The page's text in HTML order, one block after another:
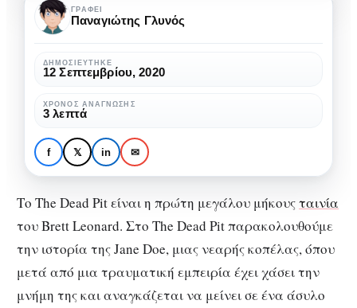
Νύχτες Τρόμου: The
Dead Pit (1989)
Νύχτες
Τρόμου:
The
Dead
(1989)
ΓΡΆΦΕΙ
Παναγιώτης Γλυνός
ΔΗΜΟΣΙΕΎΤΗΚΕ
12 Σεπτεμβρίου, 2020
ΧΡΌΝΟΣ ΑΝΆΓΝΩΣΗΣ
3 λεπτά
f 𝕏 in ✉
Το The Dead Pit είναι η πρώτη μεγάλου μήκουςταινία
του Brett Leonard. Στο The Dead Pit παρακολουθούμε
την ιστορία της Jane Doe, μιας νεαρής κοπέλας, όπου
μετά από μια τραυματική εμπειρία έχει χάσει την
μνήμη της και αναγκάζεται να μείνει σε ένα άσυλο